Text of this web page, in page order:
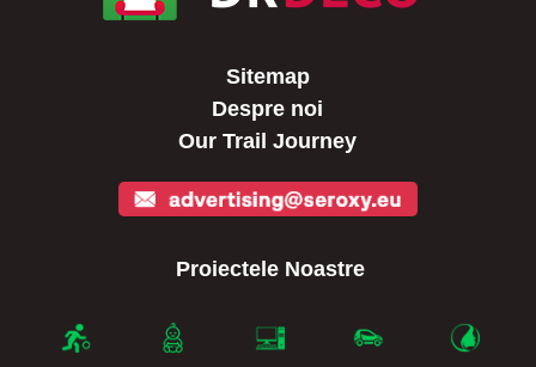
Sitemap
Despre noi
Our Trail Journey
Proiectele Noastre